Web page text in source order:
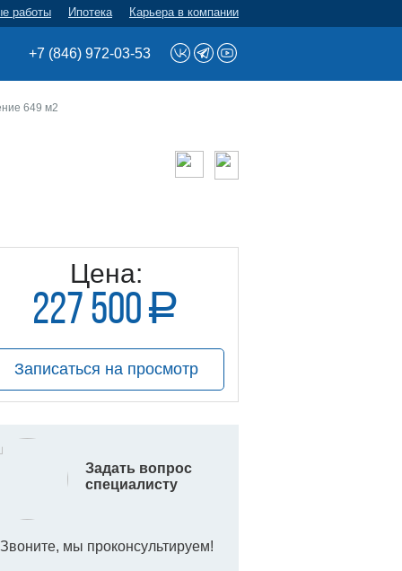
работы Ипотека Карьера в компании
+7 (846) 972-03-53
649 м2
Цена:
227 500 a
руб.
Записаться на просмотр
Задать вопрос
специалисту
Звоните, мы проконсультируем!